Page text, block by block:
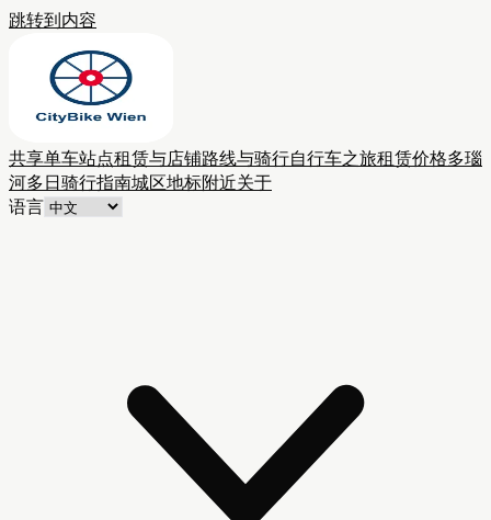
跳转到内容
共享单车站点租赁与店铺路线与骑行自行车之旅租赁价格多瑙
河多日骑行指南城区地标附近关于
语言